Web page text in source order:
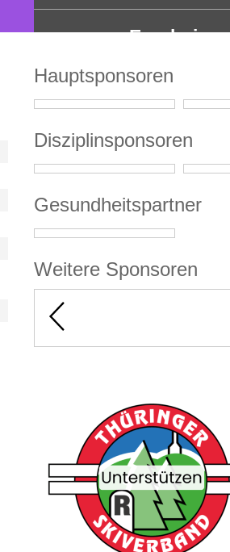
Ergebnisse
Hauptsponsoren
Disziplinsponsoren
Gesundheitspartner
Weitere Sponsoren